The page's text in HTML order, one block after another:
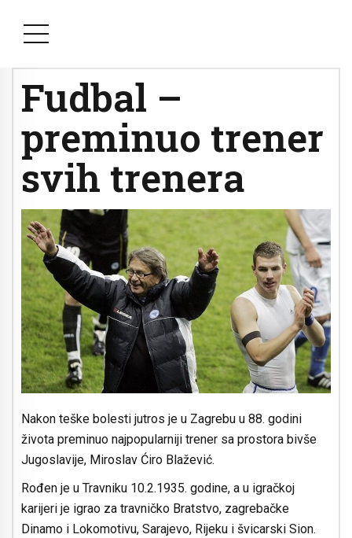
Fudbal –
preminuo trener
svih trenera
Nakon teške bolesti jutros je u Zagrebu u 88. godini
života preminuo najpopularniji trener sa prostora bivše
Jugoslavije, Miroslav Ćiro Blažević.
Rođen je u Travniku 10.2.1935. godine, a u igračkoj
karijeri je igrao za travničko Bratstvo, zagrebačke
Dinamo i Lokomotivu, Sarajevo, Rijeku i švicarski Sion.